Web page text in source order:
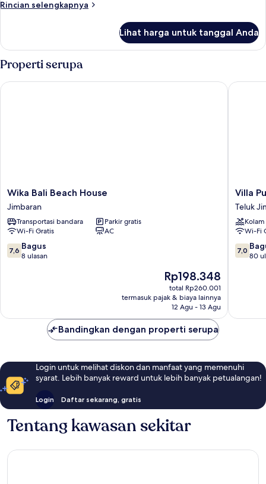
Rincian selengkapnya
Rincian
Vila
Keluarga
Lihat harga untuk tanggal Anda
Properti serupa
Wika
Bali
Beach
House
Jimbaran
Wika Bali Beach House
Jimbaran
Transportasi bandara
Parkir gratis
Wi-Fi Gratis
AC
7.6
dari
7,6 Bagus
8 ulasan
Harga
sekarang
Rp198.348
Rp198.348
total Rp260.001
termasuk pajak & biaya lainnya
12 Agu - 13 Agu
Wika Bali Beach House
Villa
Puri
Royan
Teluk
Villa
Teluk
Wi-Fi
7.0
dari
7,0
80
Villa
Bandingkan dengan properti serupa
Login untuk melihat diskon dan manfaat yang memenuhi
syarat. Lebih banyak reward untuk lebih banyak petualangan!
Login Daftar sekarang, gratis
Tentang kawasan sekitar